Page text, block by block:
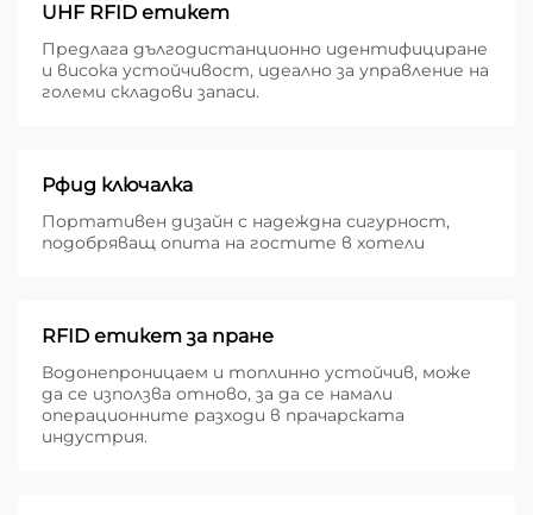
UHF RFID етикет
Предлага дългодистанционно идентифициране
и висока устойчивост, идеално за управление на
големи складови запаси.
Рфид ключалка
Портативен дизайн с надеждна сигурност,
подобряващ опита на гостите в хотели
RFID етикет за пране
Водонепроницаем и топлинно устойчив, може
да се използва отново, за да се намали
операционните разходи в прачарската
индустрия.